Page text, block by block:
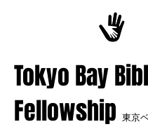
​Tokyo Bay
Fellowship 東京